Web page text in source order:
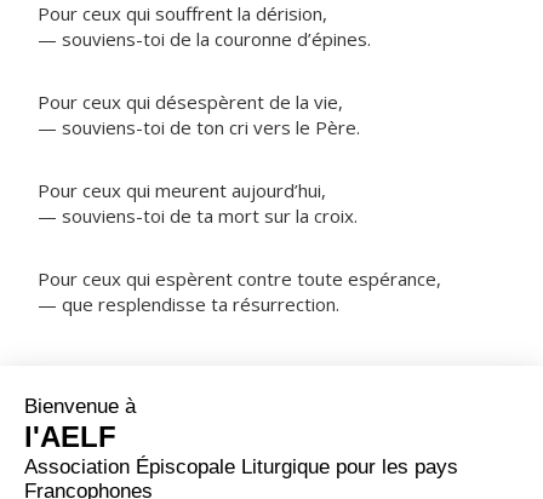
Pour ceux qui souffrent la dérision,
— souviens-toi de la couronne d’épines.
Pour ceux qui désespèrent de la vie,
— souviens-toi de ton cri vers le Père.
Pour ceux qui meurent aujourd’hui,
— souviens-toi de ta mort sur la croix.
Pour ceux qui espèrent contre toute espérance,
— que resplendisse ta résurrection.
ORAISON
Béni sois-tu, Père : tu as exaucé le cri de ton Fils aux
jours de sa chair ; tu exauceras aussi l'immense clameur